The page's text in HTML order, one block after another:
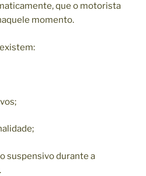
que o motorista
momento.
suspensivo durante a